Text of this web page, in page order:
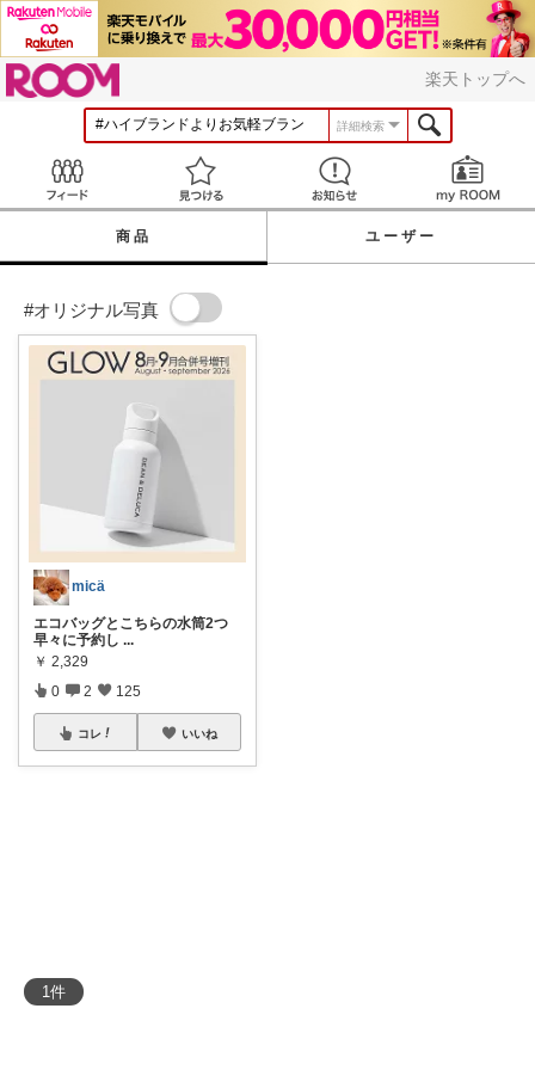
楽天トップへ
詳細検索
見つける お知らせ
商品 ユーザー
#オリジナル写真
1件
micä
エコバッグとこちらの水筒2つ
早々に予約し ...
￥ 2,329
0 2 125
コレ いいね